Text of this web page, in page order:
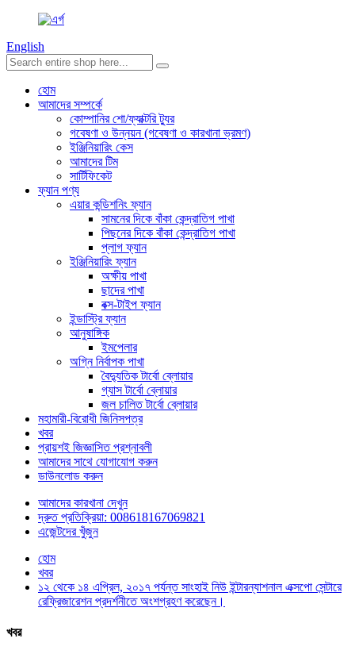
English
হোম
আমাদের সম্পর্কে
কোম্পানির শো/ফ্যাক্টরি ট্যুর
গবেষণা ও উন্নয়ন (গবেষণা ও কারখানা ভ্রমণ)
ইঞ্জিনিয়ারিং কেস
আমাদের টিম
সার্টিফিকেট
ফ্যান পণ্য
এয়ার কন্ডিশনিং ফ্যান
সামনের দিকে বাঁকা কেন্দ্রাতিগ পাখা
পিছনের দিকে বাঁকা কেন্দ্রাতিগ পাখা
প্লাগ ফ্যান
ইঞ্জিনিয়ারিং ফ্যান
অক্ষীয় পাখা
ছাদের পাখা
বক্স-টাইপ ফ্যান
ইন্ডাস্ট্রি ফ্যান
আনুষাঙ্গিক
ইমপেলার
অগ্নি নির্বাপক পাখা
বৈদ্যুতিক টার্বো ব্লোয়ার
গ্যাস টার্বো ব্লোয়ার
জল চালিত টার্বো ব্লোয়ার
মহামারী-বিরোধী জিনিসপত্র
খবর
প্রায়শই জিজ্ঞাসিত প্রশ্নাবলী
আমাদের সাথে যোগাযোগ করুন
ডাউনলোড করুন
আমাদের কারখানা দেখুন
দ্রুত প্রতিক্রিয়া: 008618167069821
এজেন্টদের খুঁজুন
হোম
খবর
১২ থেকে ১৪ এপ্রিল, ২০১৭ পর্যন্ত সাংহাই নিউ ইন্টারন্যাশনাল এক্সপো সেন্টারে
রেফ্রিজারেশন প্রদর্শনীতে অংশগ্রহণ করেছেন।
খবর